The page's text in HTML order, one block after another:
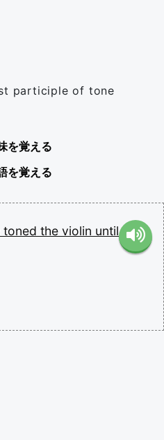
participle of tone
を覚える
を覚える
toned the violin until